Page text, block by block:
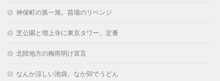
神保町の第一旭。苗場のリベンジ
芝公園と増上寺に東京タワー。定番
北陸地方の梅雨明け宣言
なんか涼しい池袋。なか卯でうどん